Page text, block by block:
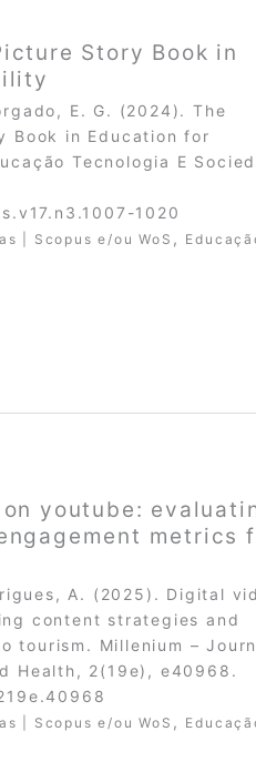
Story Book in
E. G. (2024). The
Book in Education for
Tecnologia E
1020
| Scopus e/ou WoS ,
youtube:
metrics
A. (2025). Digital
content strategies and
tourism. Millenium –
Health, 2(19e), e40968.
| Scopus e/ou WoS ,